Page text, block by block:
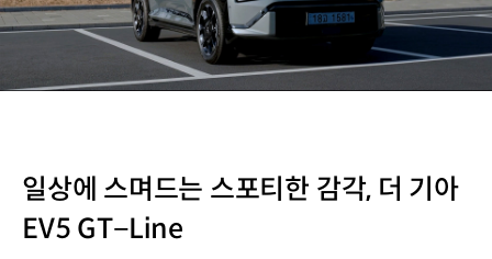
일상에 스며드는 스포티한 감각, 더 기아
EV5 GT−Line